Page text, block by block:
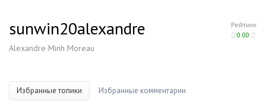
Рейтинг
0.00
sunwin20alexandre
Alexandre Minh Moreau
Избранные топики Избранные комментарии